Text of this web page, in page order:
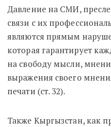
Давление на СМИ,
связи с их
являются прямым
которая гарантирует
на свободу мысли,
выражения своего
печати (ст. 32).
Также Кыргызстан, как